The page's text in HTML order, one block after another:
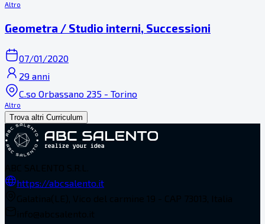
Altro
Geometra / Studio interni, Successioni
07/01/2020
29 anni
C.so Orbassano 235 - Torino
Altro
Trova altri Curriculum
https://abcsalento.it